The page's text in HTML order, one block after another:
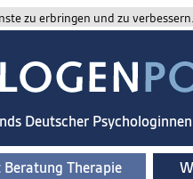
zu erbringen und zu
Deutscher
Beratung Therapie